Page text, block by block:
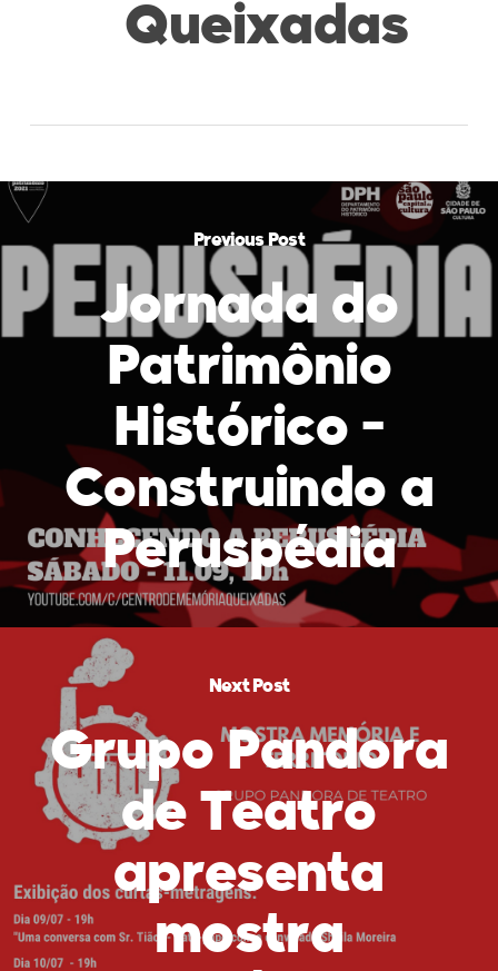
Queixadas
Previous Post
Jornada do
Patrimônio
Histórico -
Construindo a
Peruspédia
Next Post
Grupo Pandora
de Teatro
apresenta
mostra